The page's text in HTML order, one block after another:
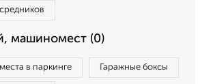
машиномест (0)
в паркинге Гаражные боксы